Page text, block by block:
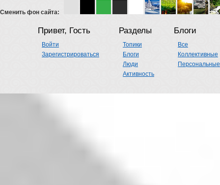
Сменить фон сайта:
Привет, Гость
Войти
Зарегистрироваться
Разделы
Топики
Блоги
Люди
Активность
Блоги
Все
Коллективные
Персональные